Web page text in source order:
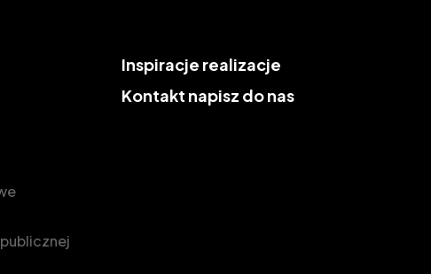
Inspiracje realizacje
Kontakt napisz do nas